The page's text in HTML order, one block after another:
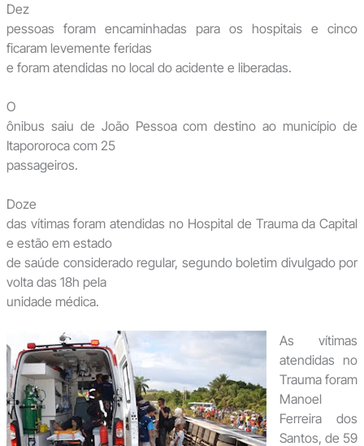
Dez
pessoas foram encaminhadas para os hospitais e cinco
ficaram levemente feridas
e foram atendidas no local do acidente e liberadas.
O
ônibus saiu de João Pessoa com destino ao município de
Itapororoca com 25
passageiros.
Doze
das vítimas foram atendidas no Hospital de Trauma da Capital
e estão em estado
de saúde considerado regular, segundo boletim divulgado por
volta das 18h pela
unidade médica.
As vítimas
atendidas no
Trauma foram
Manoel
Ferreira dos
Santos, de 59